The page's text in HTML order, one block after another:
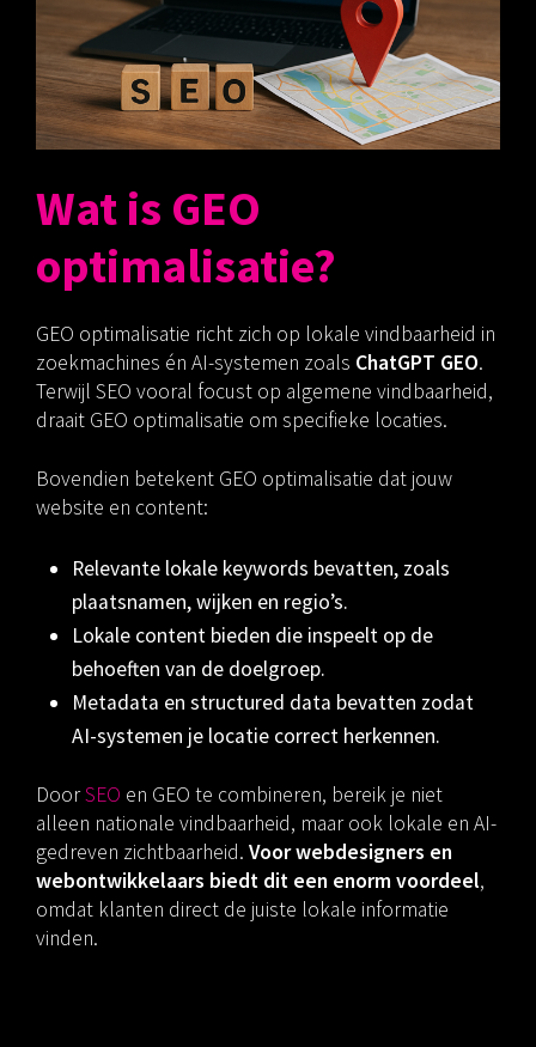
Wat is GEO
optimalisatie?
GEO optimalisatie richt zich op lokale vindbaarheid in
zoekmachines én AI-systemen zoals ChatGPT GEO.
Terwijl SEO vooral focust op algemene vindbaarheid,
draait GEO optimalisatie om specifieke locaties.
Bovendien betekent GEO optimalisatie dat jouw
website en content:
Relevante lokale keywords bevatten, zoals
plaatsnamen, wijken en regio’s.
Lokale content bieden die inspeelt op de
behoeften van de doelgroep.
Metadata en structured data bevatten zodat
AI-systemen je locatie correct herkennen.
DoorSEO en GEO te combineren, bereik je niet
alleen nationale vindbaarheid, maar ook lokale en AI-
gedreven zichtbaarheid. Voor webdesigners en
webontwikkelaars biedt dit een enorm voordeel,
omdat klanten direct de juiste lokale informatie
vinden.